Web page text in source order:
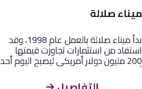
ميناء صلالة
بدأ ميناء صلالة بالعمل عام 1998، وقد
استفاد من استثمارات تجاوزت قيمتها
200 مليون دولار أمريكي ليصبح اليوم أحد
أكبر موانئ الشحن العابر في العالم.